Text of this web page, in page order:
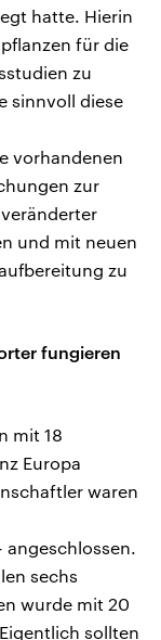
hatte. Hierin
für die
zu
sinnvoll diese
vorhandenen
zur
und mit neuen
zu
fungieren
mit 18
Europa
waren
angeschlossen.
sechs
wurde mit 20
sollten